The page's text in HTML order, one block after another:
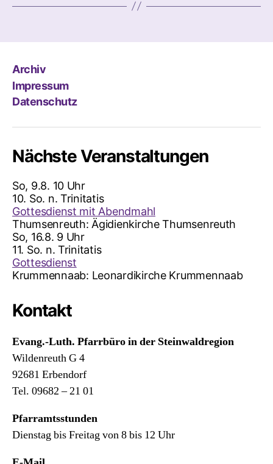
Archiv
Impressum
Datenschutz
Nächste Veranstaltungen
So, 9.8. 10 Uhr
10. So. n. Trinitatis
Gottesdienst mit Abendmahl
Thumsenreuth: Ägidienkirche Thumsenreuth
So, 16.8. 9 Uhr
11. So. n. Trinitatis
Gottesdienst
Krummennaab: Leonardikirche Krummennaab
Kontakt
Evang.-Luth. Pfarrbüro in der Steinwaldregion
Wildenreuth G 4
92681 Erbendorf
Tel. 09682 – 21 01
Pfarramtsstunden
Dienstag bis Freitag von 8 bis 12 Uhr